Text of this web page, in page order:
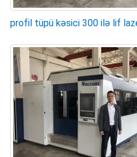
profil tüpü kəsici 300 ilə lif